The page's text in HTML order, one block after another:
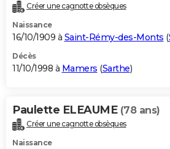
Créer une cagnotte obsèques
Naissance
16/10/1909 à Saint-Rémy-des-Monts (
Décès
11/10/1998 à Mamers (Sarthe)
Paulette ELEAUME (78 ans)
Créer une cagnotte obsèques
Naissance